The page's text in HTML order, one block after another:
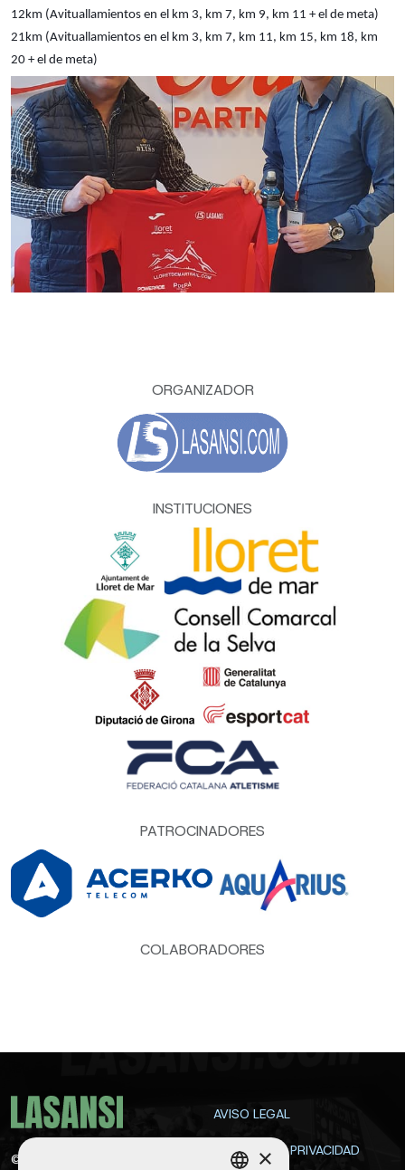
12km (Avituallamientos en el km 3, km 7, km 9, km 11 + el de meta)
21km (Avituallamientos en el km 3, km 7, km 11, km 15, km 18, km
20 + el de meta)
ORGANIZADOR
INSTITUCIONES
PATROCINADORES
COLABORADORES
©
AVISO LEGAL
POLÍTICA DE PRIVACIDAD
×